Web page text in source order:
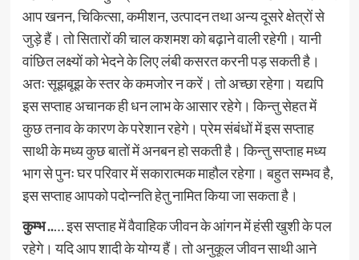
आप खनन, चिकित्सा, कमीशन, उत्पादन तथा अन्य दूसरे क्षेत्रों से
जुड़े हैं। तो सितारों की चाल कशमश को बढ़ाने वाली रहेगी। यानी
वांछित लक्ष्यों को भेदने के लिए लंबी कसरत करनी पड़ सकती है।
अतः सूझबूझ के स्तर के कमजोर न करें। तो अच्छा रहेगा। यद्यपि
इस सप्ताह अचानक ही धन लाभ के आसार रहेगे। किन्तु सेहत में
कुछ तनाव के कारण के परेशान रहेगे। प्रेम संबंधों में इस सप्ताह
साथी के मध्य कुछ बातों में अनबन हो सकती है। किन्तु सप्ताह मध्य
भाग से पुनः घर परिवार में सकारात्मक माहौल रहेगा। बहुत सम्भव है,
इस सप्ताह आपको पदोन्नति हेतु नामित किया जा सकता है।
कुम्भ ..… इस सप्ताह में वैवाहिक जीवन के आंगन में हंसी खुशी के पल
रहेगे। यदि आप शादी के योग्य हैं। तो अनुकूल जीवन साथी आने